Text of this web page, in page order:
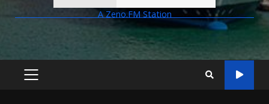
A Zeno.FM Station
PRIMARY